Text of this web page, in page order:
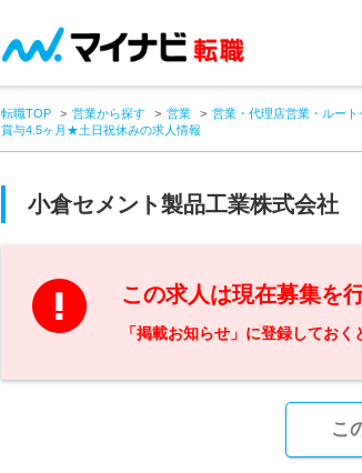
転職TOP 営業から探す 営業 営業・代理店営業・ルー
賞与4.5ヶ月★土日祝休みの求人情報
小倉セメント製品工業株式会社
この求人は現在募集を
「掲載お知らせ」に登録してお
こ